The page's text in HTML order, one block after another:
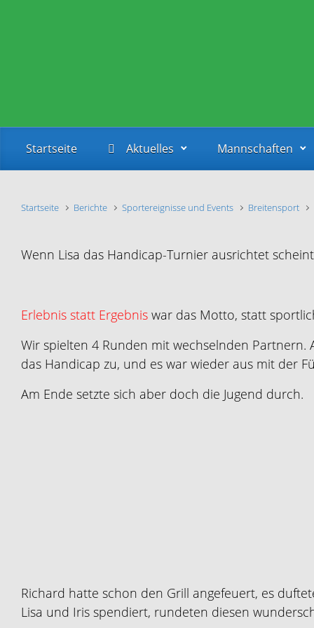
Startseite Aktuelles Mannschaften
Startseite Berichte Sportereignisse und Events Breitensport
Wenn Lisa das Handicap-Turnier ausrichtet
Erlebnis statt Ergebnis war das Motto, statt
Wir spielten 4 Runden mit wechselnden
das Handicap zu, und es war wieder aus mit der
Am Ende setzte sich aber doch die Jugend durch.
Richard hatte schon den Grill angefeuert, es
Lisa und Iris spendiert, rundeten diesen